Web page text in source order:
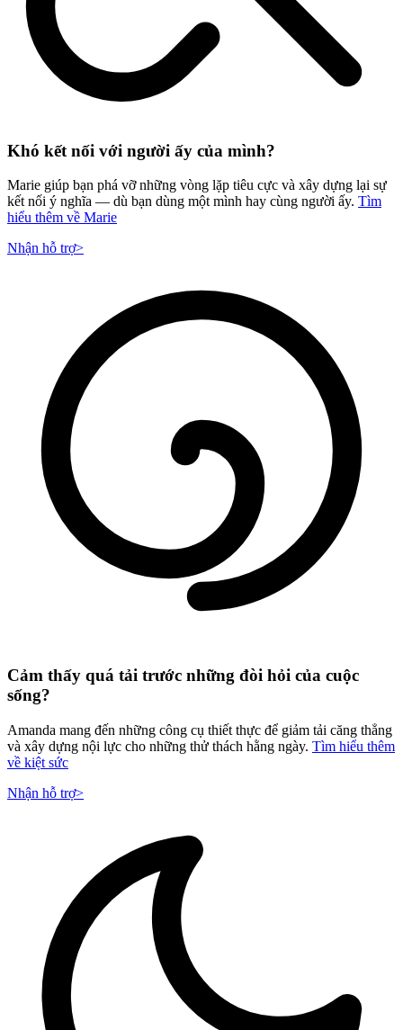
Khó kết nối với người ấy của mình?
Marie giúp bạn phá vỡ những vòng lặp tiêu cực và xây dựng lại sự
kết nối ý nghĩa — dù bạn dùng một mình hay cùng người ấy. Tìm
hiểu thêm về Marie
Nhận hỗ trợ>
Cảm thấy quá tải trước những đòi hỏi của cuộc
sống?
Amanda mang đến những công cụ thiết thực để giảm tải căng thẳng
và xây dựng nội lực cho những thử thách hằng ngày. Tìm hiểu thêm
về kiệt sức
Nhận hỗ trợ>